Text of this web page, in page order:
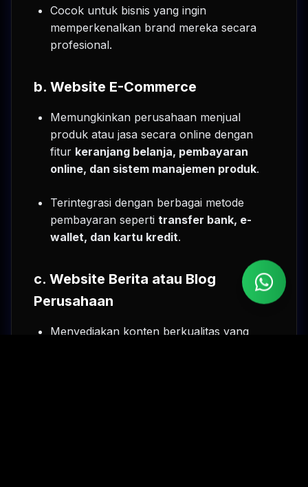
Cocok untuk bisnis yang ingin
memperkenalkan brand mereka secara
profesional.
b. Website E-Commerce
Memungkinkan perusahaan menjual
produk atau jasa secara online dengan
fitur keranjang belanja, pembayaran
online, dan sistem manajemen produk.
Terintegrasi dengan berbagai metode
pembayaran seperti transfer bank, e-
wallet, dan kartu kredit.
c. Website Berita atau Blog
Perusahaan
Menyediakan konten berkualitas yang